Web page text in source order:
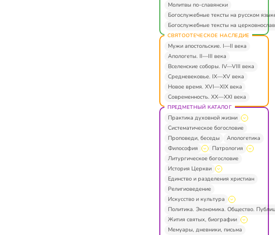
Молитвы по-славянски
Богослужебные тексты на русском
Богослужебные тексты на
СВЯТООТЕЧЕСКОЕ НАСЛЕДИЕ
Мужи апостольские. I—II века
Апологеты. II—III века
Вселенские соборы. IV—VIII века
Средневековье. IX—XV века
Новое время. XVI—XIX века
Современность. XX—XXI века
ПРЕДМЕТНЫЙ КАТАЛОГ
Практика духовной жизни
Систематическое богословие
Проповеди, беседы
Апологетика
Философия
Патрология
Литургическое богословие
История Церкви
Единство и разделения христиан
Религиоведение
Искусство и культура
Политика. Экономика. Общество.
Жития святых, биографии
Мемуары, дневники, письма